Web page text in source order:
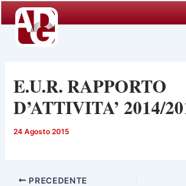
contenuto
E.U.R. RAPPORTO
D’ATTIVITA’ 2014/
24 Agosto 2015
PRECEDENTE